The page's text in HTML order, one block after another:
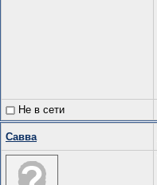
Не в сети
Савва